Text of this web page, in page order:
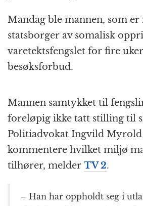
Mandag ble mannen, som er
statsborger av somalisk
varetektsfengslet for fire
besøksforbud.
Mannen samtykket til
foreløpig ikke tatt stilling til
Politiadvokat Ingvild Myrold
kommentere hvilket miljø
tilhører, melder TV 2.
– Han har oppholdt seg i